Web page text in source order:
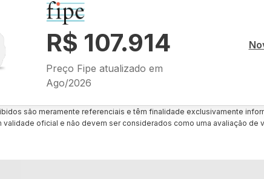
R$ 107.914
Preço Fipe atualizado em
Ago/2026
são meramente referenciais e têm finalidade exclusivamente
validade oficial e não devem ser considerados como uma avaliação de